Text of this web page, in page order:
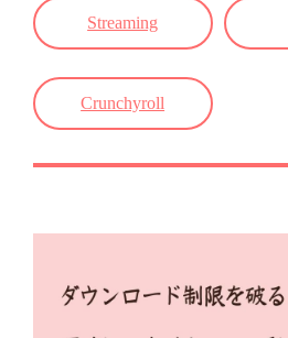
Streaming
Crunchyroll